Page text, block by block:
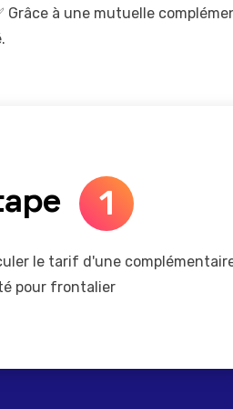
Grâce à une mutuelle
1
le tarif d'une
pour frontalier